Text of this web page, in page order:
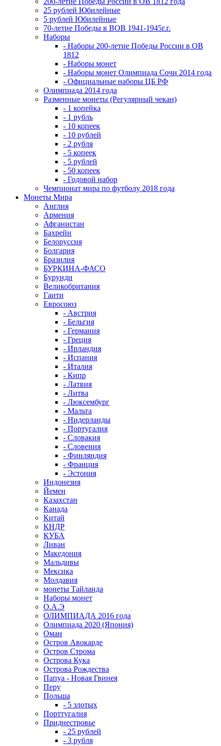
25 рублей Юбилейные
5 рублей Юбилейные
70-летие Победы в ВОВ 1941-1945г.г.
Наборы
- Наборы 200-летие Победы России в ОВ
1812
- Наборы монет
- Наборы монет Олимпиада Сочи 2014 года
- Официальные наборы ЦБ РФ
Олимпиада 2014 года
Разменные монеты (Регулярный чекан)
- 1 копейка
- 1 рубль
- 10 копеек
- 10 рублей
- 2 рубля
- 5 копеек
- 5 рублей
- 50 копеек
- Годовой набор
Чемпионат мира по футболу 2018 года
Монеты Мира
Англия
Армения
Афганистан
Бахрейн
Белоруссия
Болгария
Бразилия
БУРКИНА-ФАСО
Бурунди
Великобритания
Гаити
Евросоюз
- Австрия
- Бельгия
- Германия
- Греция
- Ирландия
- Испания
- Италия
- Кипр
- Латвия
- Литва
- Люксембург
- Мальта
- Нидерланды
- Португалия
- Словакия
- Словения
- Финляндия
- Франция
- Эстония
Индонезия
Йемен
Казахстан
Канада
Китай
КНДР
КУБА
Ливан
Македония
Мальдивы
Мексика
Молдавия
монеты Тайланда
Наборы монет
О.А.Э
ОЛИМПИАДА 2016 года
Олимпиада 2020 (Япония)
Оман
Остров Авокарде
Остров Строма
Острова Кука
Острова Рождества
Папуа - Новая Гвинея
Перу
Польша
- 5 злотых
Порттугалия
Приднестровье
- 25 рублей
- 3 рубля